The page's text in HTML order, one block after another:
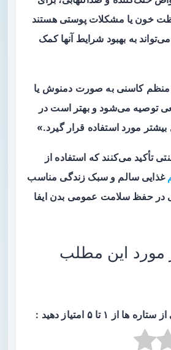
خون یا مشکلات پوستی هستند
به بهبود شرایط آنها کمک
کاسنی به صورت دمنوش یا
توصیه می‌شود و بهتر است در
مورد استفاده قرار گیرد.»
تأکید می‌کنند که استفاده از
غذایی سالم و سبک زندگی مناسب
در حفظ سلامت عمومی بدن ایفا
مورد این مطلب
۱ تا ۵ امتیاز دهید :